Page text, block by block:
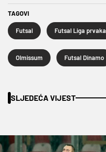
TAGOVI
Futsal Futsal Liga prvaka
Olmissum Futsal Dinamo
SLJEDEĆA VIJEST